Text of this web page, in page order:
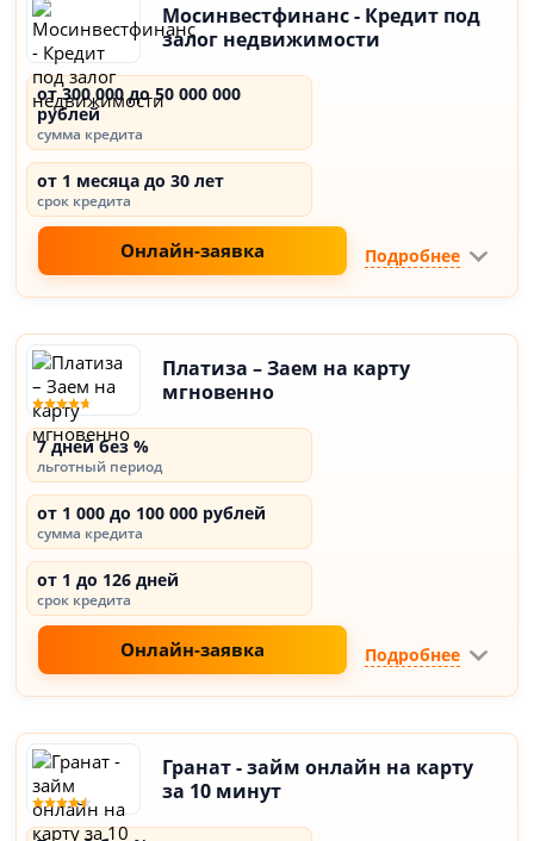
Мосинвестфинанс - Кредит под
залог недвижимости
от 300 000 до 50 000 000
рублей
сумма кредита
от 1 месяца до 30 лет
срок кредита
Онлайн-заявка Подробнее
Платиза – Заем на карту
мгновенно
7 дней без %
льготный период
от 1 000 до 100 000 рублей
сумма кредита
от 1 до 126 дней
срок кредита
Онлайн-заявка Подробнее
Гранат - займ онлайн на карту
за 10 минут